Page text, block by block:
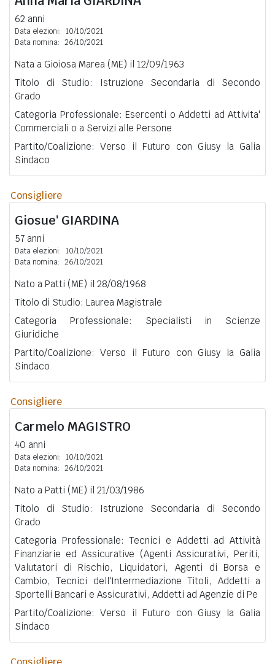
62 anni
Data elezioni: 10/10/2021
Data nomina: 26/10/2021
Nata a Gioiosa Marea (ME) il 12/09/1963
Titolo di Studio: Istruzione Secondaria di Secondo
Grado
Categoria Professionale: Esercenti o Addetti ad Attivita'
Commerciali o a Servizi alle Persone
Partito/Coalizione: Verso il Futuro con Giusy la Galia
Sindaco
Consigliere
Giosue' GIARDINA
57 anni
Data elezioni: 10/10/2021
Data nomina: 26/10/2021
Nato a Patti (ME) il 28/08/1968
Titolo di Studio: Laurea Magistrale
Categoria Professionale: Specialisti in Scienze
Giuridiche
Partito/Coalizione: Verso il Futuro con Giusy la Galia
Sindaco
Consigliere
Carmelo MAGISTRO
40 anni
Data elezioni: 10/10/2021
Data nomina: 26/10/2021
Nato a Patti (ME) il 21/03/1986
Titolo di Studio: Istruzione Secondaria di Secondo
Grado
Categoria Professionale: Tecnici e Addetti ad Attività
Finanziarie ed Assicurative (Agenti Assicurativi, Periti,
Valutatori di Rischio, Liquidatori, Agenti di Borsa e
Cambio, Tecnici dell'Intermediazione Titoli, Addetti a
Sportelli Bancari e Assicurativi, Addetti ad Agenzie di Pe
Partito/Coalizione: Verso il Futuro con Giusy la Galia
Sindaco